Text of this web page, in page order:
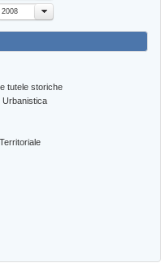
2008
tutele storiche
Urbanistica